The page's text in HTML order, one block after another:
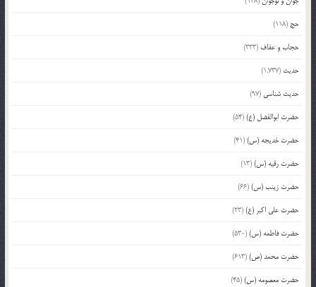
حج (118)
حجاب و عفاف (333)
حدیث (1,737)
حدیث شناسی (97)
حضرت ابوالفضل (ع)(54)
حضرت خدیجه (س)(41)
حضرت رقیه (س)(13)
حضرت زینب (س)(66)
حضرت علی اکبر (ع)(23)
حضرت فاطمه (س)(530)
حضرت محمد (ص)(613)
حضرت معصومه (س)(45)